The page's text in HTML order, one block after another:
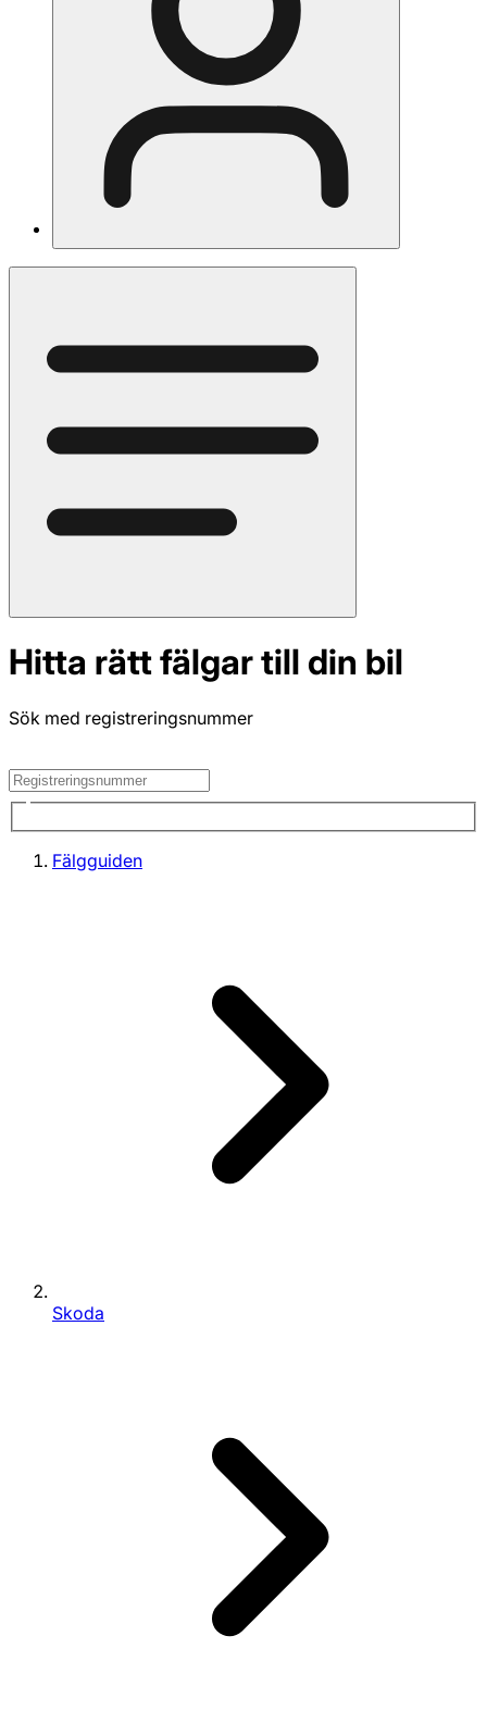
Hitta rätt fälgar till din bil
Sök med registreringsnummer
Fälgguiden
Skoda